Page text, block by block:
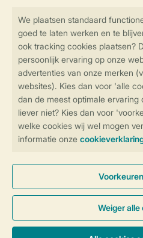
Controle over
Instellingen
Veilig en snel online
Veilige gegevensoverdracht
Veilige betaling
Algemene Voorwaarden